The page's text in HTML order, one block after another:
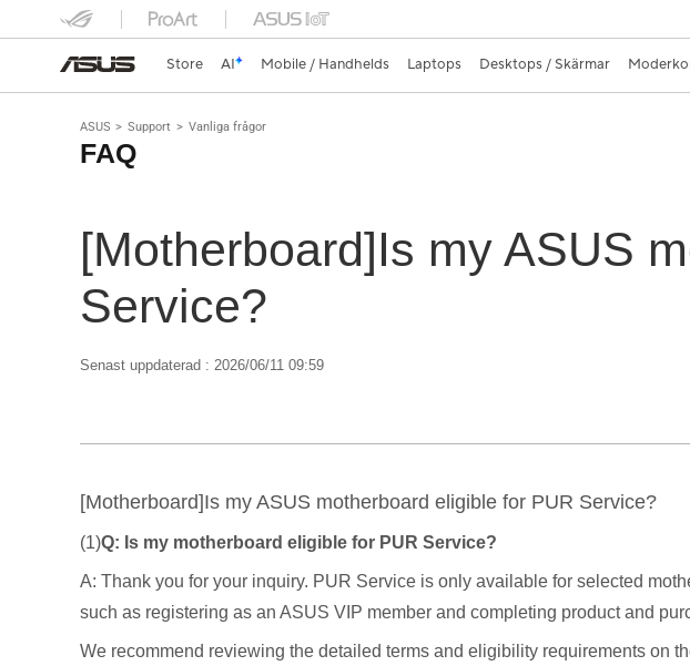
Store AI Mobile / Handhelds Laptops Desktops / Skärmar
ASUS Support Vanliga frågor
FAQ
[Motherboard]Is my ASUS
Service?
Senast uppdaterad : 2026/06/11 09:59
[Motherboard]Is my ASUS motherboard eligible for PUR Service?
(1)Q: Is my motherboard eligible for PUR Service?
A: Thank you for your inquiry. PUR Service is only available for selected
such as registering as an ASUS VIP member and completing product and
We recommend reviewing the detailed terms and eligibility requirements on